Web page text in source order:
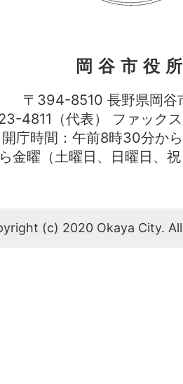
岡谷市役
〒394-8510 長野県岡谷
4811（代表） ファッ
開庁時間：午前8時30分か
金曜（土曜日、日曜日、
(c) 2020 Okaya City.